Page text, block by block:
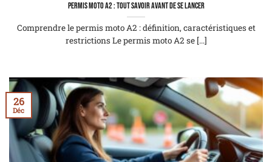
Permis moto A2 : tout savoir avant de se lancer
Comprendre le permis moto A2 : définition, caractéristiques et
restrictions Le permis moto A2 se [...]
26
Déc